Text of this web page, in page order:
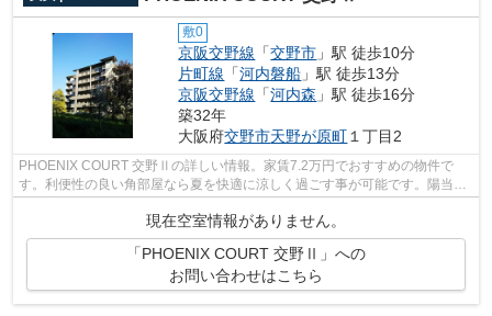
敷0
京阪交野線 「交野市 」駅 徒歩10分
片町線 「河内磐船 」駅 徒歩13分
京阪交野線 「河内森 」駅 徒歩16分
築32年
大阪府交野市天野が原町１丁目2
PHOENIX COURT 交野Ⅱの詳しい情報。家賃7.2万円でおすすめの物件で
す。利便性の良い角部屋なら夏を快適に涼しく過ごす事が可能です。陽当た
現在空室情報がありません。
「PHOENIX COURT 交野Ⅱ」への
お問い合わせはこちら